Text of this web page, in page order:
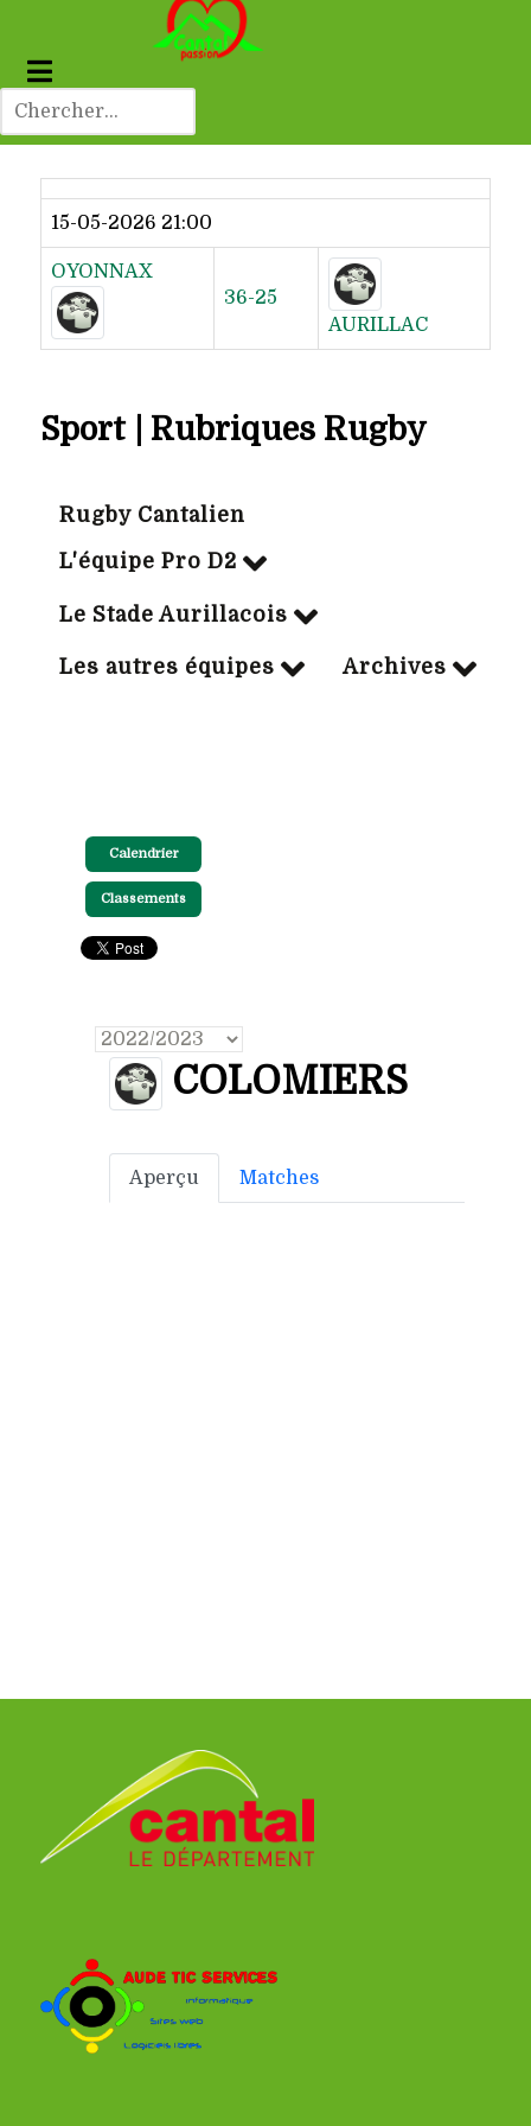
Dernier résultat
15-05-2026 21:00
OYONNAX
36-25
AURILLAC
Sport | Rubriques Rugby
Rugby Cantalien
L'équipe Pro D2
Le Stade Aurillacois
Les autres équipes Archives
Calendrier
Classements
COLOMIERS
Aperçu Matches